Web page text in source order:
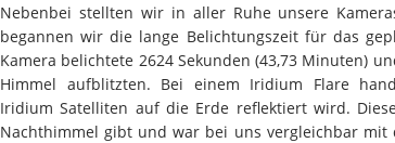
Nebenbei stellten wir in aller Ruhe unsere
begannen wir die lange Belichtungszeit für das
Kamera belichtete 2624 Sekunden (43,73 Minuten)
Himmel aufblitzten. Bei einem Iridium Flare
Iridium Satelliten auf die Erde reflektiert wird.
Nachthimmel gibt und war bei uns vergleichbar mit